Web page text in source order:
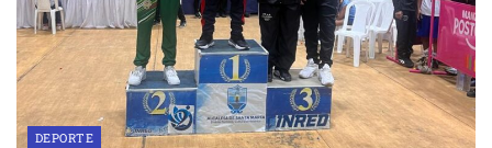
DEPORTE